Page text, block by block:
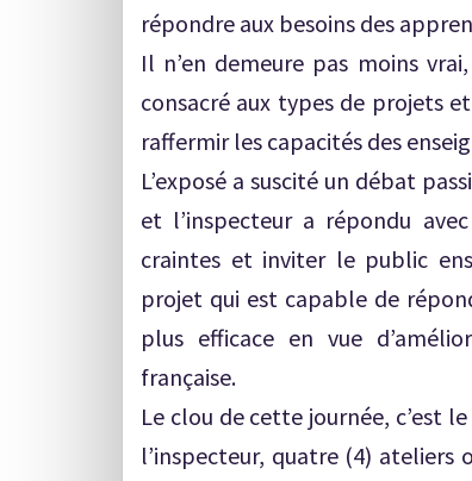
répondre aux besoins des
Il n’en demeure pas moins
consacré aux types de projets
raffermir les capacités des
L’exposé a suscité un débat
et l’inspecteur a répondu
craintes et inviter le public
projet qui est capable de
plus efficace en vue
française.
Le clou de cette journée, c’est
l’inspecteur, quatre (4) ateliers